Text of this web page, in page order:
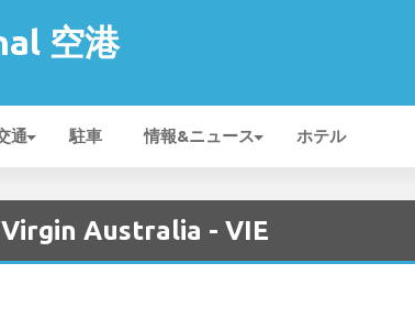
空港
通 駐車 情報&ニュース ホテル
Australia - VIE